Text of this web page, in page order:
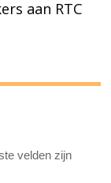
aan RTC
velden zijn